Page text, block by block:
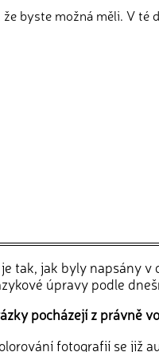
byste možná měli. V té
tak, jak byly napsány
úpravy podle
pocházejí z právně
fotografií se již